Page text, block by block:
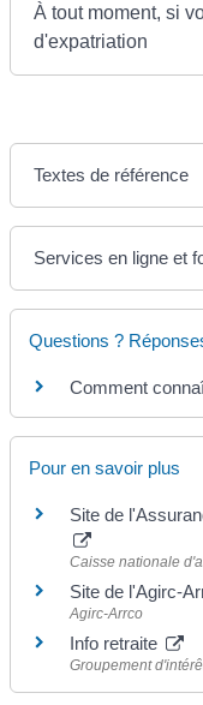
À tout moment, si
d'expatriation
Textes de référence
Services en ligne et
Questions ?
Comment
Pour en savoir plus
Site de
Caisse nationale
Site de l'Agirc-
Agirc-Arrco
Info retraite
Groupement